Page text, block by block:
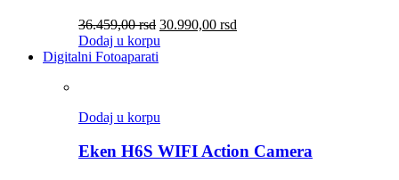
36.459,00rsd 30.990,00 rsd
Dodaj u korpu
Digitalni Fotoaparati
Dodaj u korpu
Eken H6S WIFI Action Camera